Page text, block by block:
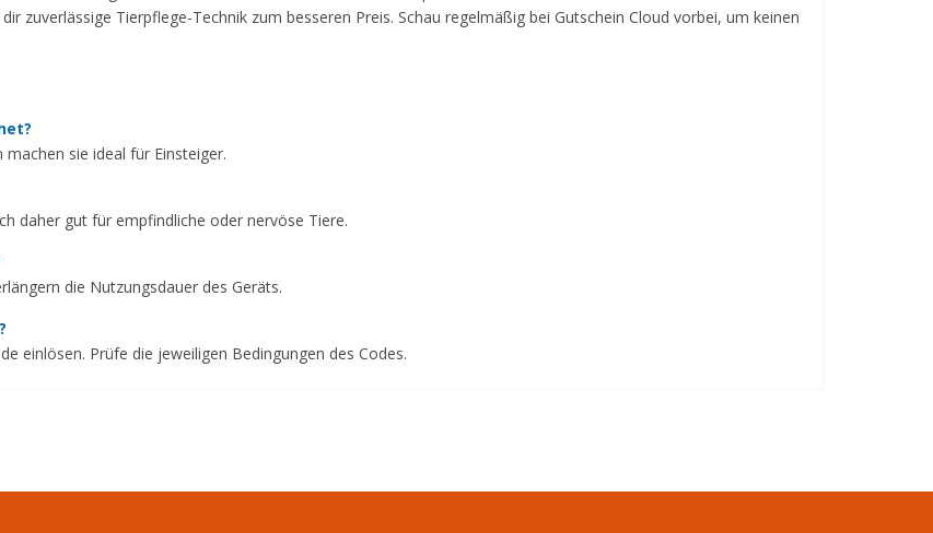
zuverlässige Tierpflege-Technik zum besseren Preis. Schau regelmäßig bei Gutschein Cloud vorbei, um keinen
sie ideal für Einsteiger.
daher gut für empfindliche oder nervöse Tiere.
die Nutzungsdauer des Geräts.
einlösen. Prüfe die jeweiligen Bedingungen des Codes.